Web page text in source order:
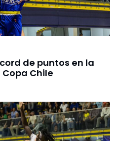
de puntos en la
Chile